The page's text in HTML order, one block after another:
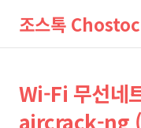
조스톡
상
세
본
문
Wi-Fi 무선네
aircrack-ng